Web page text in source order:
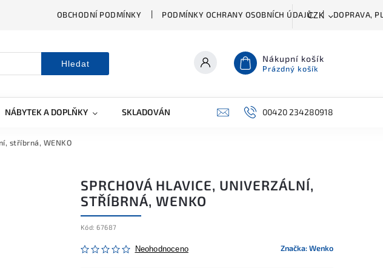
OBCHODNÍ PODMÍNKY PODMÍNKY OCHRANY OSOBNÍCH ÚDAJŮ DOPRAVA,
CZK
Hledat Nákupní košík
Prázdný košík
NÁBYTEK A DOPLŇKY SKLADOVÁNÍ A ČIŠTĚNÍ PŘÍSLUŠENSTVÍ
00420 234280918
stříbrná, WENKO
SPRCHOVÁ HLAVICE, UNIVERZÁLNÍ,
STŘÍBRNÁ, WENKO
Kód: 67687
Neohodnoceno Značka:Wenko